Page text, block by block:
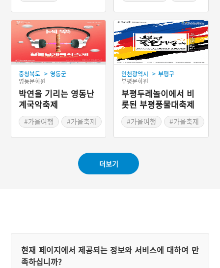
#가을축제
#경상남도 축제
충청북도 > 영동군
영동문화원
박연을 기리는 영동난
계국악축제
#가을여행
#가을축제
인천광역시 > 부평구
부평문화원
부평두레놀이에서 비
롯된 부평풍물대축제
#가을여행 #가을축제
더보기
현재 페이지에서 제공되는 정보와 서비스에 대하여 만
족하십니까?